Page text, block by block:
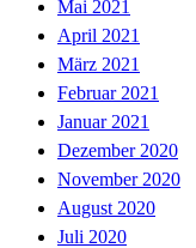
Mai 2021
April 2021
März 2021
Februar 2021
Januar 2021
Dezember 2020
November 2020
August 2020
Juli 2020